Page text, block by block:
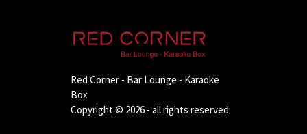
Red Corner - Bar Lounge - Karaoke
Box
Copyright © 2026 - all rights reserved